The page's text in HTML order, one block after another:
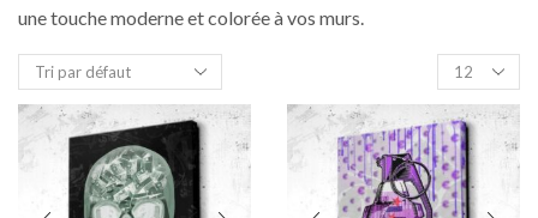
une touche moderne et colorée à vos murs.